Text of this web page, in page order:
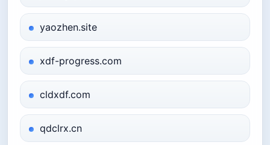
yaozhen.site
xdf-progress.com
cldxdf.com
qdclrx.cn